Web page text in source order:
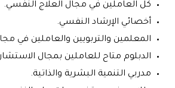
كل العاملين في مجال العلاج النفسي.
أخصائي الإرشاد النفسي.
المعلمين والتربويين والعاملين في
الدبلوم متاح للعاملين بمجال
مدربي التنمية البشرية والذاتية.